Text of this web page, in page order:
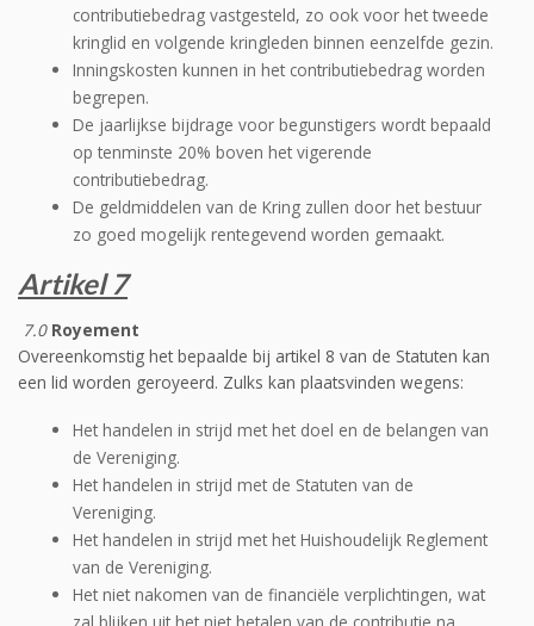
contributiebedrag vastgesteld, zo ook voor het tweede
kringlid en volgende kringleden binnen eenzelfde gezin.
Inningskosten kunnen in het contributiebedrag worden
begrepen.
De jaarlijkse bijdrage voor begunstigers wordt bepaald
op tenminste 20% boven het vigerende
contributiebedrag.
De geldmiddelen van de Kring zullen door het bestuur
zo goed mogelijk rentegevend worden gemaakt.
Artikel 7
7.0 Royement
Overeenkomstig het bepaalde bij artikel 8 van de Statuten kan
een lid worden geroyeerd. Zulks kan plaatsvinden wegens:
Het handelen in strijd met het doel en de belangen van
de Vereniging.
Het handelen in strijd met de Statuten van de
Vereniging.
Het handelen in strijd met het Huishoudelijk Reglement
van de Vereniging.
Het niet nakomen van de financiële verplichtingen, wat